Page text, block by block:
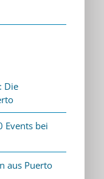
Die
Events bei
aus Puerto